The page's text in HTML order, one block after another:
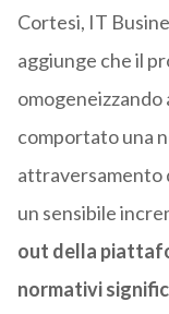
Cortesi, ‎IT
aggiunge che il
comportato una
attraversamento
un sensibile
out della
normativi